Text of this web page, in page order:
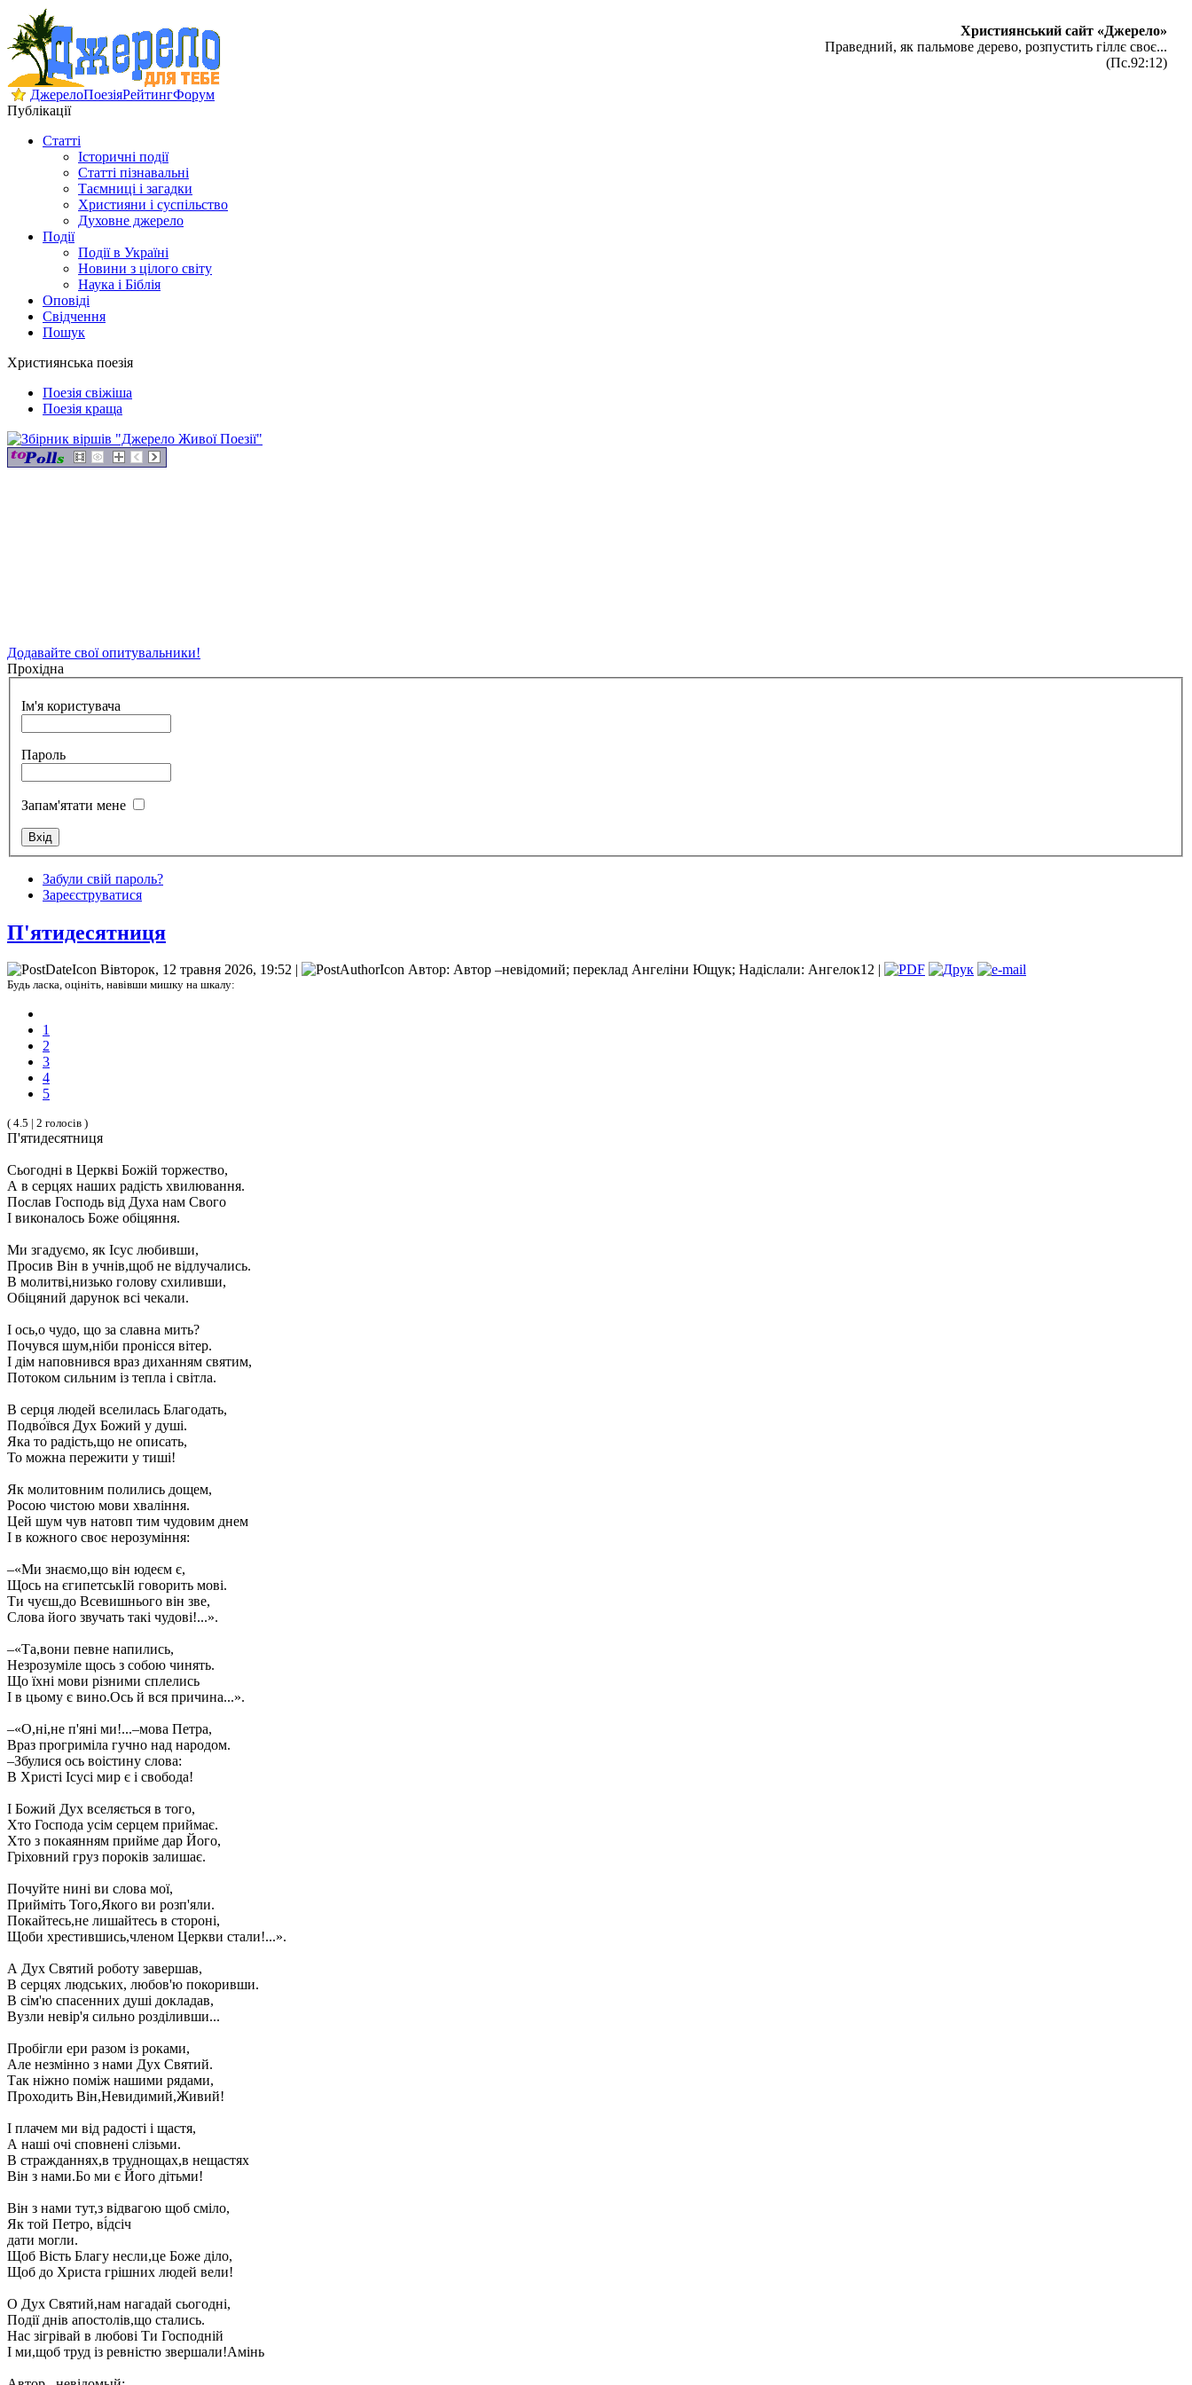
Християнський сайт «Джерело»
Праведний, як пальмове дерево, розпустить гіллє своє...
(Пс.92:12)
ДжерелоПоезіяРейтингФорум
Публікації
Статті
Історичні події
Статті пізнавальні
Таємниці і загадки
Християни і суспільство
Духовне джерело
Події
Події в Україні
Новини з цілого світу
Наука і Біблія
Оповіді
Свідчення
Пошук
Християнська поезія
Поезія свіжіша
Поезія краща
Додавайте свої опитувальники!
Прохідна
Ім'я користувача
Пароль
Запам'ятати мене
Забули свій пароль?
Зареєструватися
П'ятидесятниця
Вівторок, 12 травня 2026, 19:52 | Автор: Автор –невідомий; переклад Ангеліни Ющук; Надіслали: Ангелок12 |
Будь ласка, оцініть, навівши мишку на шкалу:
1
2
3
4
5
( 4.5 | 2 голосів )
П'ятидесятниця
Сьогодні в Церкві Божій торжество,
А в серцях наших радість хвилювання.
Послав Господь від Духа нам Свого
І виконалось Боже обіцяння.
Ми згадуємо, як Ісус любивши,
Просив Він в учнів,щоб не відлучались.
В молитві,низько голову схиливши,
Обіцяний дарунок всі чекали.
І ось,о чудо, що за славна мить?
Почувся шум,ніби пронісся вітер.
І дім наповнився враз диханням святим,
Потоком сильним із тепла і світла.
В серця людей вселилась Благодать,
Подво́ївся Дух Божий у душі.
Яка то радість,що не описать,
То можна пережити у тиші!
Як молитовним полились дощем,
Росою чистою мови хваління.
Цей шум чув натовп тим чудовим днем
І в кожного своє нерозуміння:
–«Ми знаємо,що він юдеєм є,
Щось на єгипетськІй говорить мові.
Ти чуєш,до Всевишнього він зве,
Слова його звучать такі чудові!...».
–«Та,вони певне напились,
Незрозуміле щось з собою чинять.
Що їхні мови різними сплелись
І в цьому є вино.Ось й вся причина...».
–«О,ні,не п'яні ми!...–мова Петра,
Враз прогриміла гучно над народом.
–Збулися ось воістину слова:
В Христі Ісусі мир є і свобода!
І Божий Дух вселяється в того,
Хто Господа усім серцем приймає.
Хто з покаянням прийме дар Його,
Гріховний груз пороків залишає.
Почуйте нині ви слова мої,
Прийміть Того,Якого ви розп'яли.
Покайтесь,не лишайтесь в стороні,
Щоби хрестившись,членом Церкви стали!...».
А Дух Святий роботу завершав,
В серцях людських, любов'ю покоривши.
В сім'ю спасенних душі докладав,
Вузли невір'я сильно розділивши...
Пробігли ери разом із роками,
Але незмінно з нами Дух Святий.
Так ніжно поміж нашими рядами,
Проходить Він,Невидимий,Живий!
І плачем ми від радості і щастя,
А наші очі сповнені слізьми.
В стражданнях,в труднощах,в нещастях
Він з нами.Бо ми є Його дітьми!
Він з нами тут,з відвагою щоб сміло,
Як той Петро, ві́дсіч
дати могли.
Щоб Вість Благу несли,це Боже діло,
Щоб до Христа грішних людей вели!
О Дух Святий,нам нагадай сьогодні,
Події днів апостолів,що стались.
Нас зігрівай в любові Ти Господній
І ми,щоб труд із ревністю звершали!Амінь